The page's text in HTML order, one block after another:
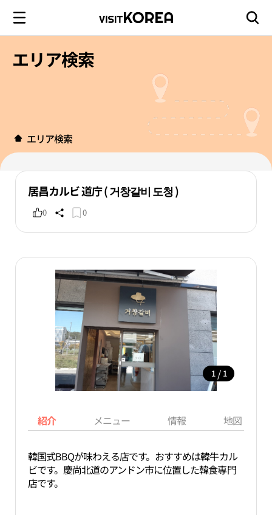
エリア検索
エリア検索
居昌カルビ 道庁 ( 거창갈비 도청 )
0 0
1 / 1
紹介 メニュー 情報 地図
韓国式BBQが味わえる店です。おすすめは韓牛カル
ビです。慶尚北道のアンドン市に位置した韓食専門
店です。